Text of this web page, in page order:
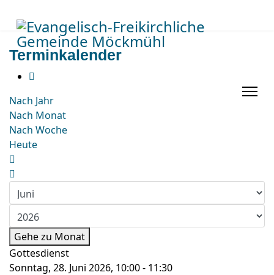
Terminkalender
Nach Jahr
Nach Monat
Nach Woche
Heute
Gehe zu Monat
Gottesdienst
Sonntag, 28. Juni 2026, 10:00 - 11:30